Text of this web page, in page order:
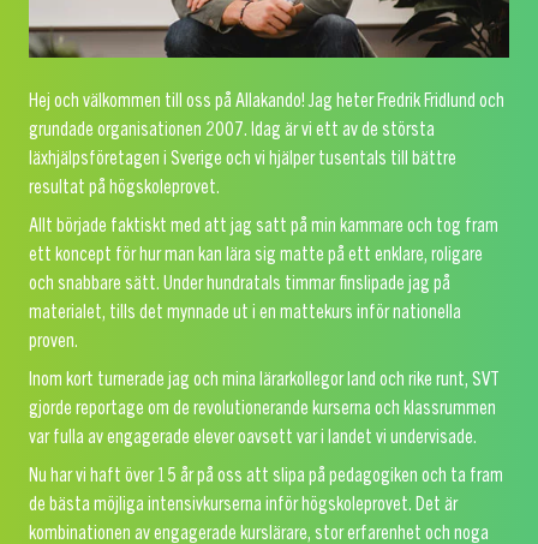
Hej och välkommen till oss på Allakando! Jag heter Fredrik Fridlund och
grundade organisationen 2007. Idag är vi ett av de största
läxhjälpsföretagen i Sverige och vi hjälper tusentals till bättre
resultat på högskoleprovet.
Allt började faktiskt med att jag satt på min kammare och tog fram
ett koncept för hur man kan lära sig matte på ett enklare, roligare
och snabbare sätt. Under hundratals timmar finslipade jag på
materialet, tills det mynnade ut i en mattekurs inför nationella
proven.
Inom kort turnerade jag och mina lärarkollegor land och rike runt, SVT
gjorde reportage om de revolutionerande kurserna och klassrummen
var fulla av engagerade elever oavsett var i landet vi undervisade.
Nu har vi haft över 15 år på oss att slipa på pedagogiken och ta fram
de bästa möjliga intensivkurserna inför högskoleprovet. Det är
kombinationen av engagerade kurslärare, stor erfarenhet och noga